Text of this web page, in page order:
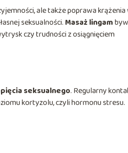
ale także poprawa krążenia
seksualności. Masaż lingam
czy trudności z osiągnięciem
seksualnego. Regularny
kortyzolu, czyli hormonu stresu.